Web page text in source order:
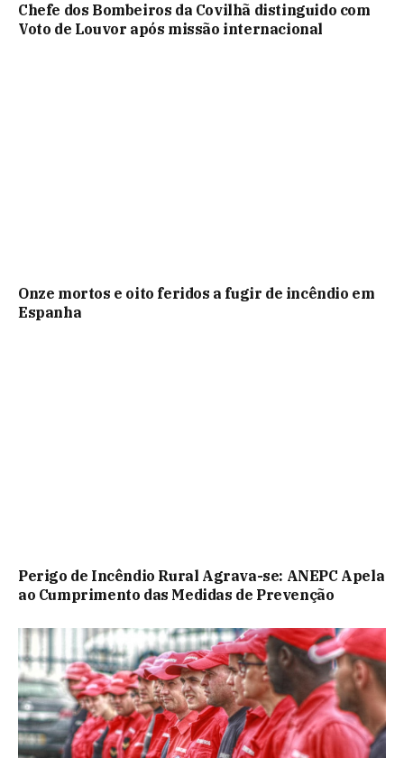
Chefe dos Bombeiros da Covilhã distinguido com
Voto de Louvor após missão internacional
Onze mortos e oito feridos a fugir de incêndio em
Espanha
Perigo de Incêndio Rural Agrava-se: ANEPC Apela
ao Cumprimento das Medidas de Prevenção